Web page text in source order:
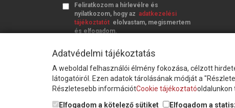
Feliratkozom a hírlevélre és
nyilatkozom, hogy azadatkezelési
tájékoztatót elolvastam, megismertem
és elfogadom.
© Copyright Triász-Tömlő Kft. | Minden jog
Adatvédelmi tájékoztatás
A weboldal felhasználói élmény fokozása, célzott
látogatóiról. Ezen adatok tárolásának módját a
Részletesebb információtCookie tájékoztatóoldalunkon
Elfogadom a kötelező sütiket
Elfogadom a